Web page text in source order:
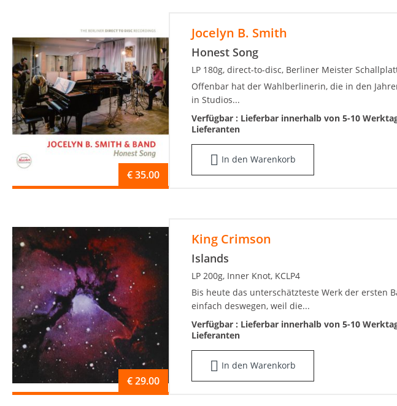
Jocelyn B. Smith
Honest Song
€35.00
LP 180g, direct-to-disc, Berliner Meister
Offenbar hat der Wahlberlinerin, die in den
in Studios...
Verfügbar : Lieferbar innerhalb von 5-10
Lieferanten
In den Warenkorb
King Crimson
Islands
€29.00
LP 200g, Inner Knot, KCLP4
Bis heute das unterschätzteste Werk der ersten
einfach deswegen, weil die...
Verfügbar : Lieferbar innerhalb von 5-10
Lieferanten
In den Warenkorb